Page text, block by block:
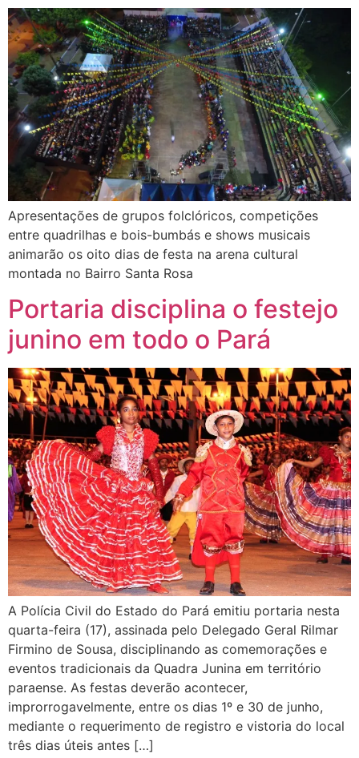
Apresentações de grupos folclóricos, competições
entre quadrilhas e bois-bumbás e shows musicais
animarão os oito dias de festa na arena cultural
montada no Bairro Santa Rosa
Portaria disciplina o festejo
junino em todo o Pará
A Polícia Civil do Estado do Pará emitiu portaria nesta
quarta-feira (17), assinada pelo Delegado Geral Rilmar
Firmino de Sousa, disciplinando as comemorações e
eventos tradicionais da Quadra Junina em território
paraense. As festas deverão acontecer,
improrrogavelmente, entre os dias 1º e 30 de junho,
mediante o requerimento de registro e vistoria do local
três dias úteis antes […]